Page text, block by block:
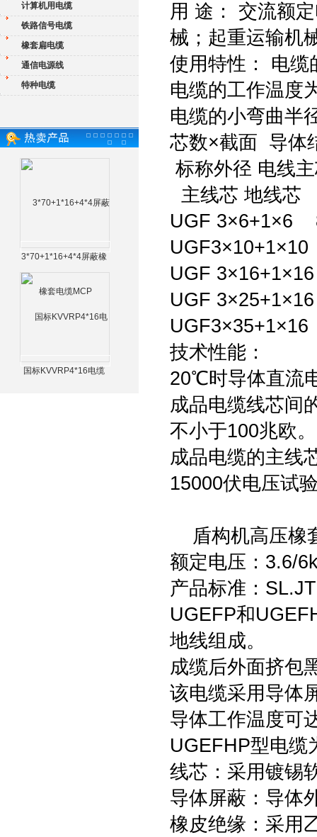
计算机用电缆
铁路信号电缆
橡套扁电缆
通信电源线
特种电缆
3*70+1*16+4*4屏蔽橡
国标KVVRP4*16电缆
用 途： 交流额
械；起重运输机
使用特性： 电缆
电缆的工作温度
电缆的小弯曲半
芯数×截面 导体
标称外径 电线
主线芯 地线芯
UGF
UGF
UGF
技术性能：
20℃时导体直流
成品电缆线芯间
不小于100兆欧。
成品电缆的主线
15000伏电压试
盾构机高压橡
额定电压：3.6/
产品标准：
UGEFP和
地线组成。
成缆后外面挤包
该电缆采用导体
导体工作温度可
UGEFHP型电
线芯：采用镀锡
导体屏蔽：导体
橡皮绝缘：采用